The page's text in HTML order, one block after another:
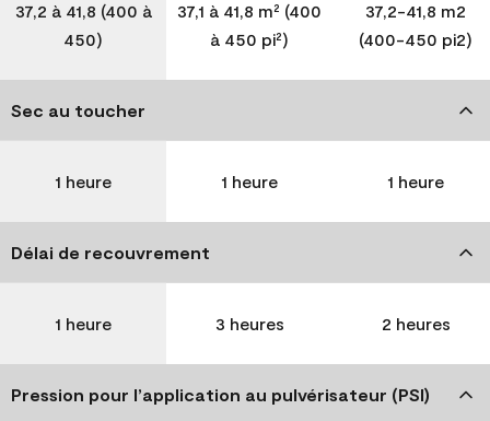
37,2 à 41,8 (400 à
450)
37,1 à 41,8 m² (400
à 450 pi²)
37,2-41,8 m2
(400-450 pi2)
Sec au toucher
1 heure 1 heure 1 heure
Délai de recouvrement
1 heure 3 heures 2 heures
Pression pour l’application au pulvérisateur (PSI)